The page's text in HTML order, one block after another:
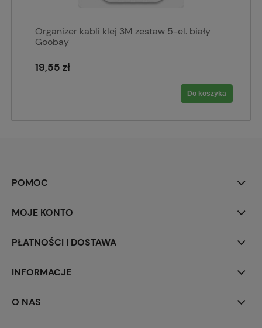
Organizer kabli klej 3M zestaw 5-el. biały
Goobay
19,55 zł
Do koszyka
POMOC
MOJE KONTO
PŁATNOŚCI I DOSTAWA
INFORMACJE
O NAS